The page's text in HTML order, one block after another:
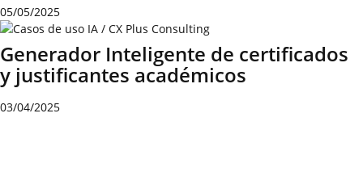
05/05/2025
Generador Inteligente de certificados
y justificantes académicos
03/04/2025